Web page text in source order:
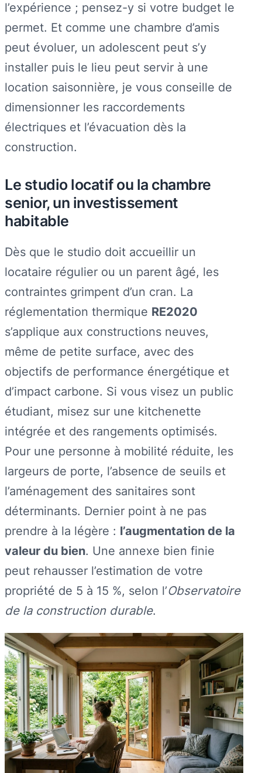
l’expérience ; pensez-y si votre budget le
permet. Et comme une chambre d’amis
peut évoluer, un adolescent peut s’y
installer puis le lieu peut servir à une
location saisonnière, je vous conseille de
dimensionner les raccordements
électriques et l’évacuation dès la
construction.
Le studio locatif ou la chambre
senior, un investissement
habitable
Dès que le studio doit accueillir un
locataire régulier ou un parent âgé, les
contraintes grimpent d’un cran. La
réglementation thermique RE2020
s’applique aux constructions neuves,
même de petite surface, avec des
objectifs de performance énergétique et
d’impact carbone. Si vous visez un public
étudiant, misez sur une kitchenette
intégrée et des rangements optimisés.
Pour une personne à mobilité réduite, les
largeurs de porte, l’absence de seuils et
l’aménagement des sanitaires sont
déterminants. Dernier point à ne pas
prendre à la légère : l’augmentation de la
valeur du bien. Une annexe bien finie
peut rehausser l’estimation de votre
propriété de 5 à 15 %, selon l’Observatoire
de la construction durable.